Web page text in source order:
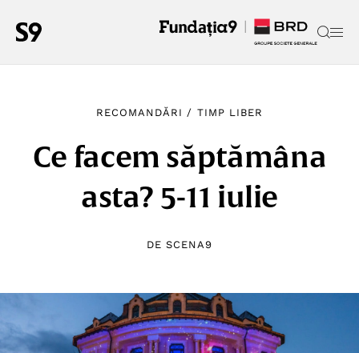
RECOMANDĂRI / TIMP LIBER
Ce facem săptămâna
asta? 5-11 iulie
DE SCENA9